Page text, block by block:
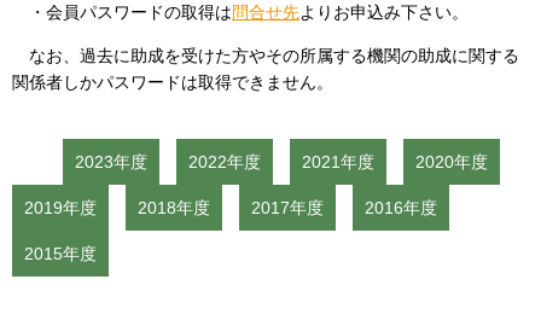
・会員パスワードの取得は問合せ先よりお申込み下さい。
なお、過去に助成を受けた方やその所属する機関の助成に関する
関係者しかパスワードは取得できません。
2023年度 2022年度 2021年度 2020年度
2019年度 2018年度 2017年度 2016年度
2015年度